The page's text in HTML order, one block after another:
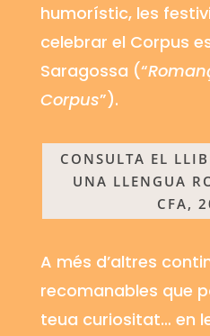
humorístic, les
celebrar el Corpus
Saragossa (“
Corpus”).
CONSULTA EL
UNA LLENGUA
CFA,
A més d’altres
recomanables que
teua curiositat… en